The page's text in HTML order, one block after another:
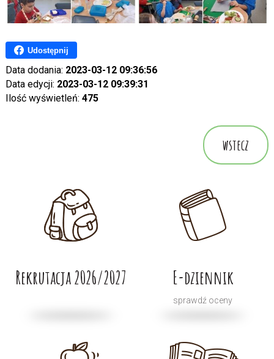
Udostępnij
Data dodania: 2023-03-12 09:36:56
Data edycji: 2023-03-12 09:39:31
Ilość wyświetleń: 475
wstecz
Rekrutacja 2026/2027 E-dziennik
sprawdź oceny